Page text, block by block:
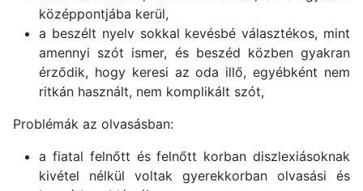
középpontjába kerül,
a beszélt nyelv sokkal kevésbé választékos, mint
amennyi szót ismer, és beszéd közben gyakran
érződik, hogy keresi az oda illő, egyébként nem
ritkán használt, nem komplikált szót,
Problémák az olvasásban:
a fiatal felnőtt és felnőtt korban diszlexiásoknak
kivétel nélkül voltak gyerekkorban olvasási és